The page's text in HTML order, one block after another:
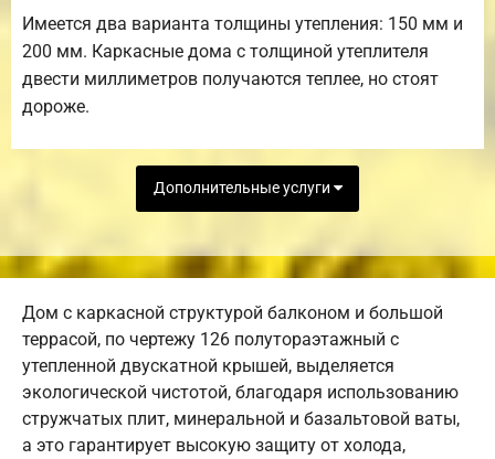
Имеется два варианта толщины утепления: 150 мм и
200 мм. Каркасные дома с толщиной утеплителя
двести миллиметров получаются теплее, но стоят
дороже.
Дополнительные услуги
Дом с каркасной структурой балконом и большой
террасой, по чертежу 126 полутораэтажный с
утепленной двускатной крышей, выделяется
экологической чистотой, благодаря использованию
стружчатых плит, минеральной и базальтовой ваты,
а это гарантирует высокую защиту от холода,